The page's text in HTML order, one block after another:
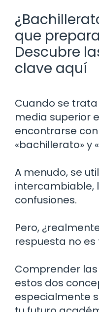
que
Descubre
clave aquí
Cuando se
media superior
encontrarse
«bachillerato» y
A menudo, se
intercambiable,
confusiones.
Pero,
respuesta no es
Comprender
estos dos
especialmente